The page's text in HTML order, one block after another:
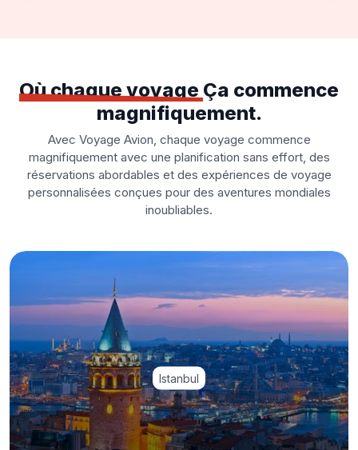
Où chaque voyage Ça commence
magnifiquement.
Avec Voyage Avion, chaque voyage commence
magnifiquement avec une planification sans effort, des
réservations abordables et des expériences de voyage
personnalisées conçues pour des aventures mondiales
inoubliables.
Istanbul